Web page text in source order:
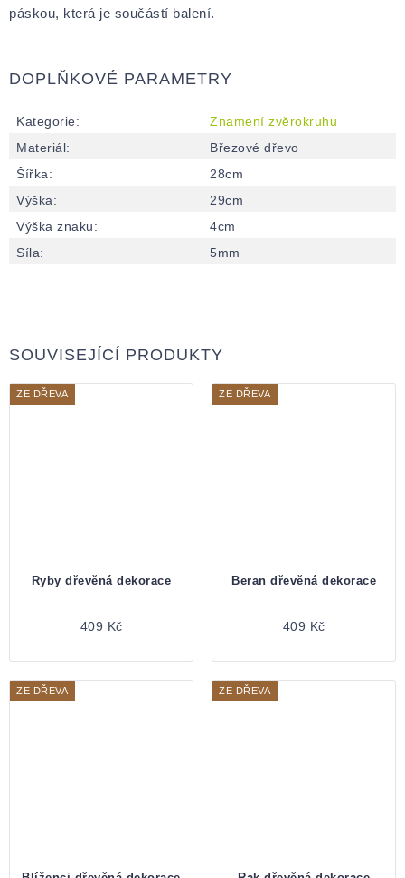
páskou, která je součástí balení.
DOPLŇKOVÉ PARAMETRY
Kategorie:
Znamení zvěrokruhu
Materiál:
Březové dřevo
Šířka:
28cm
Výška:
29cm
Výška znaku:
4cm
Síla: 5mm
SOUVISEJÍCÍ PRODUKTY
ZE DŘEVA
Ryby dřevěná dekorace
409 Kč
ZE DŘEVA
Beran dřevěná dekorace
409 Kč
ZE DŘEVA ZE DŘEVA